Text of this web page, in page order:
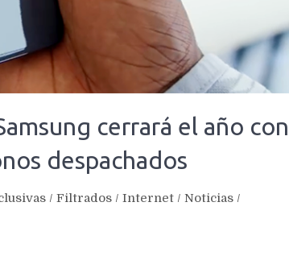
cerrará el año con
despachados
/ Filtrados / Internet / Noticias /